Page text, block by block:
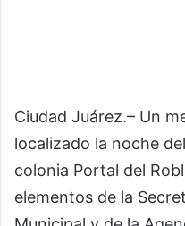
Ciudad Juárez.– Un
localizado la noche
colonia Portal del
elementos de la